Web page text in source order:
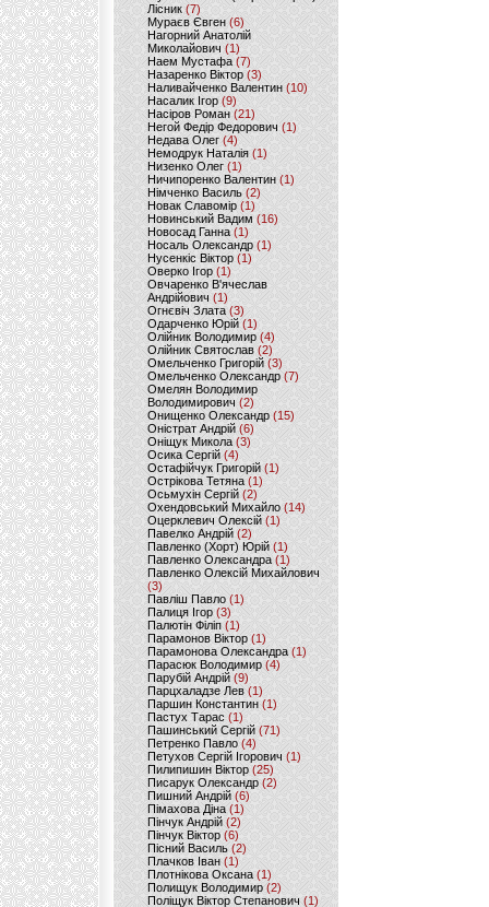
Лісник (7)
Мураєв Євген(6)
Нагорний Анатолій
Миколайович (1)
Наем Мустафа (7)
Назаренко Віктор (3)
Наливайченко Валентин (10)
Насалик Ігор(9)
Насіров Роман (21)
Негой Федір Федорович(1)
Недава Олег(4)
Немодрук Наталія(1)
Низенко Олег (1)
Ничипоренко Валентин (1)
Німченко Василь (2)
Новак Славомір (1)
Новинський Вадим (16)
Новосад Ганна (1)
Носаль Олександр (1)
Нусенкіс Віктор (1)
Оверко Ігор (1)
Овчаренко В'ячеслав
Андрійович(1)
Огнєвіч Злата (3)
Одарченко Юрій(1)
Олійник Володимир (4)
Олійник Святослав (2)
Омельченко Григорій (3)
Омельченко Олександр(7)
Омелян Володимир
Володимирович (2)
Онищенко Олександр (15)
Оністрат Андрій (6)
Оніщук Микола (3)
Осика Сергій(4)
Остафійчук Григорій(1)
Острікова Тетяна (1)
Осьмухін Сергій (2)
Охендовський Михайло (14)
Оцерклевич Олексій (1)
Павелко Андрій (2)
Павленко (Хорт) Юрій (1)
Павленко Олександра (1)
Павленко Олексій Михайлович
(3)
Павліш Павло(1)
Палиця Ігор (3)
Палютін Філіп(1)
Парамонов Віктор (1)
Парамонова Олександра(1)
Парасюк Володимир(4)
Парубій Андрій (9)
Парцхаладзе Лев (1)
Паршин Константин(1)
Пастух Тарас (1)
Пашинський Сергій (71)
Петренко Павло (4)
Петухов Сергій Ігорович (1)
Пилипишин Віктор(25)
Писарук Олександр(2)
Пишний Андрій (6)
Пімахова Діна(1)
Пінчук Андрій(2)
Пінчук Віктор (6)
Пісний Василь (2)
Плачков Іван(1)
Плотнікова Оксана (1)
Полищук Володимир(2)
Поліщук Віктор Степанович(1)